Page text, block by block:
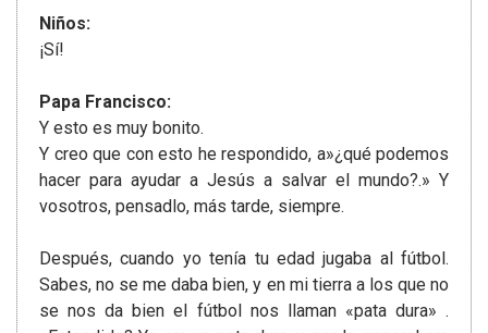
Niños:
¡Sí!
Papa Francisco:
Y esto es muy bonito.
Y creo que con esto he respondido, a»¿qué podemos
hacer para ayudar a Jesús a salvar el mundo?.» Y
vosotros, pensadlo, más tarde, siempre.
Después, cuando yo tenía tu edad jugaba al fútbol.
Sabes, no se me daba bien, ​​y en mi tierra a los que no
se nos da bien el fútbol nos llaman «pata dura» .